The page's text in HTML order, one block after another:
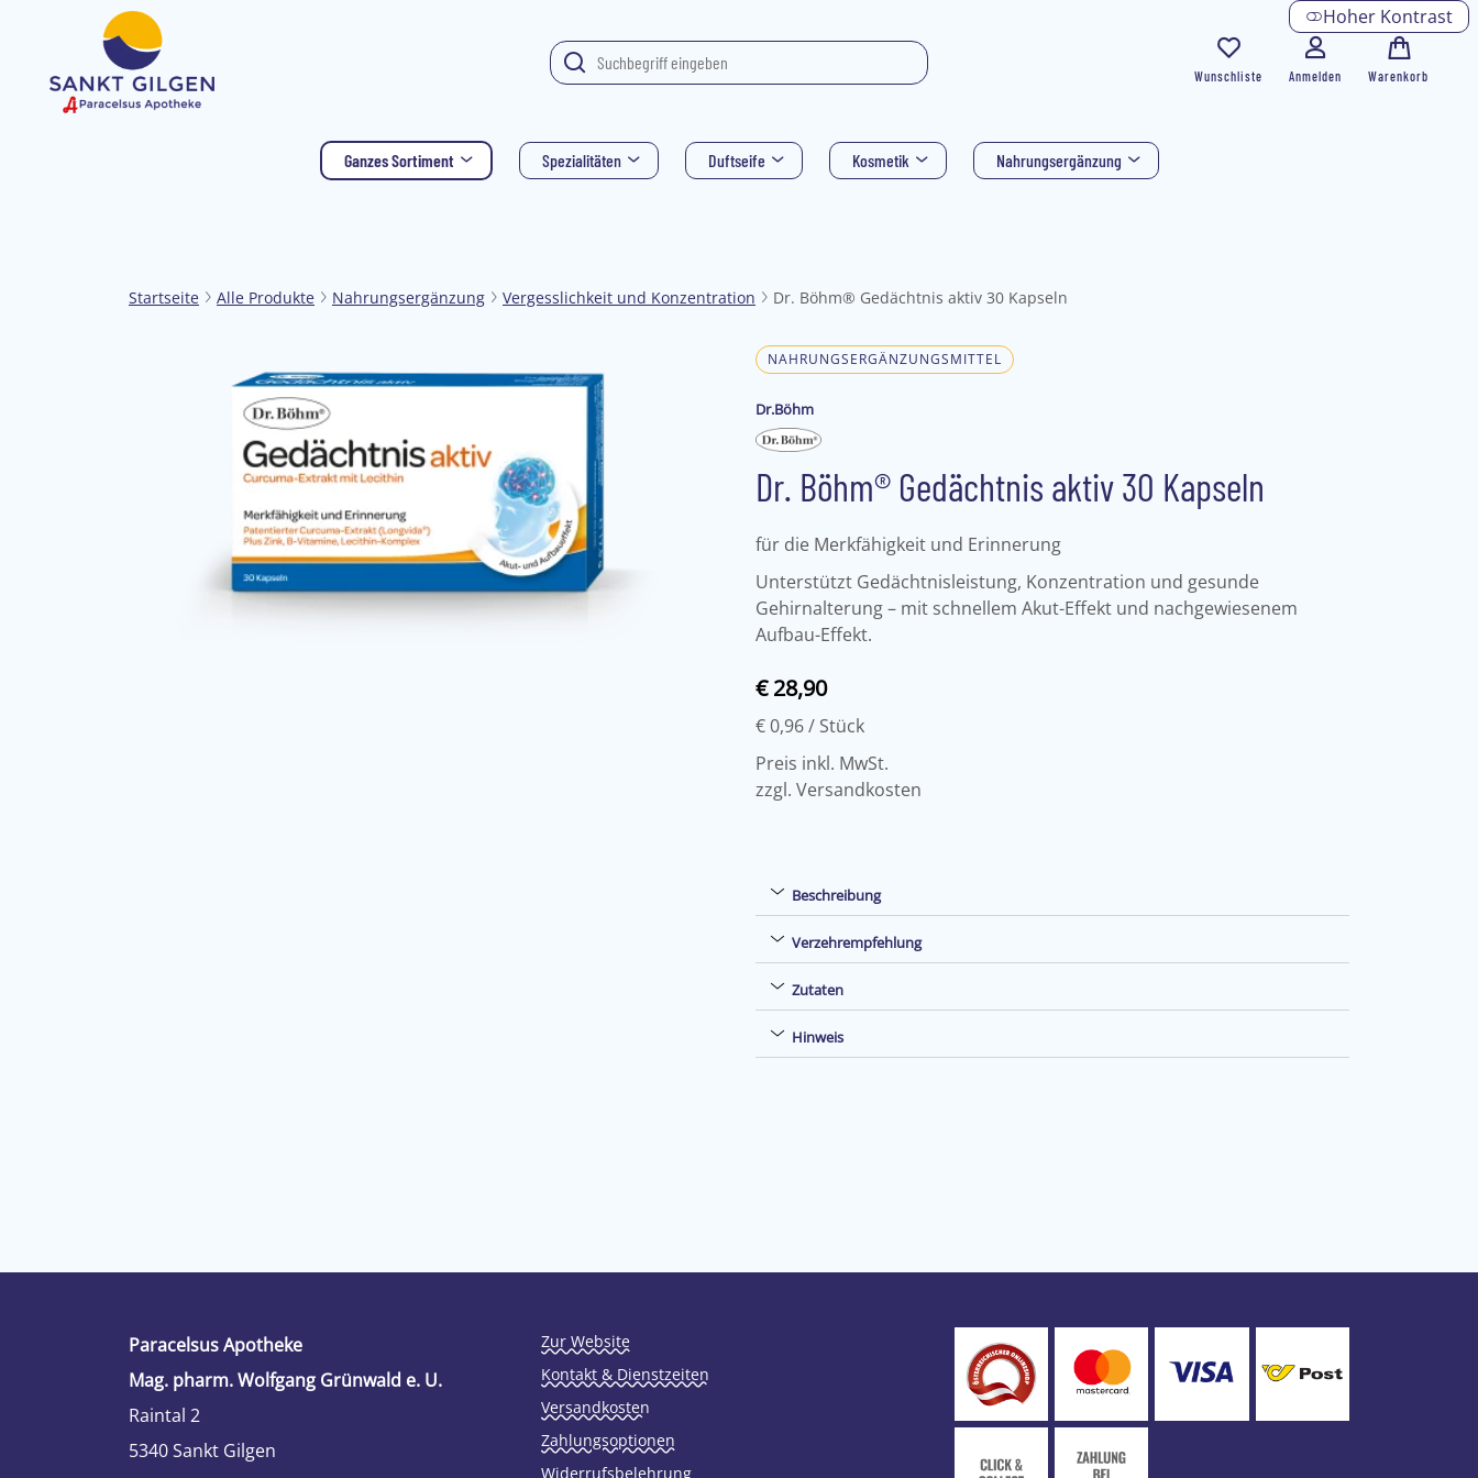
Hoher Kontrast
Wunschliste Anmelden Warenkorb
Ganzes Sortiment Spezialitäten Duftseife Kosmetik Nahrungsergänzung
Startseite Alle Produkte Nahrungsergänzung Vergesslichkeit und Konzentration Dr. Böhm® Gedächtnis aktiv 30 Kapseln
NAHRUNGSERGÄNZUNGSMITTEL
Dr.Böhm
Dr. Böhm® Gedächtnis aktiv 30 Kapseln
für die Merkfähigkeit und Erinnerung
Unterstützt Gedächtnisleistung, Konzentration und gesunde
Gehirnalterung – mit schnellem Akut-Effekt und nachgewiesenem
Aufbau-Effekt.
€ 28,90
€ 0,96/ Stück
Preis inkl. MwSt.
zzgl. Versandkosten
Beschreibung
Verzehrempfehlung
Zutaten
Hinweis
Paracelsus Apotheke
Mag. pharm. Wolfgang Grünwald e. U.
Raintal 2
5340 Sankt Gilgen
Zur Website
Kontakt & Dienstzeiten
Versandkosten
Zahlungsoptionen
Widerrufsbelehrung